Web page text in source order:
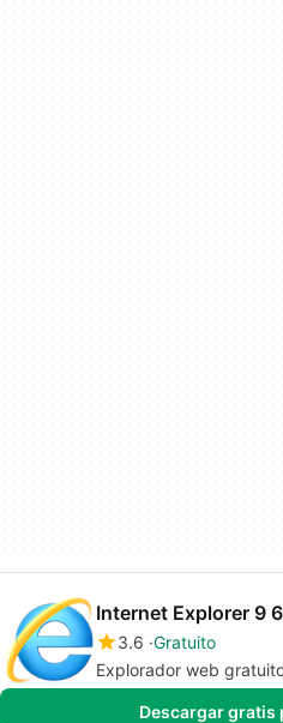
Internet Explorer 9
3.6 Gratuito
Explorador web
Descargar gratis